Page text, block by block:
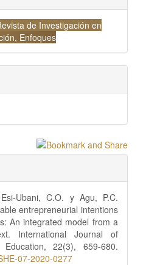
de Investigación en
Enfoques
Ubani, C.O. y Agu, P.C.
entrepreneurial intentions
An integrated model from a
International Journal of
22(3), 659-680.
07-2020-0277